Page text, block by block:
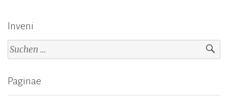
Inveni
Suchen
nach:
Paginae